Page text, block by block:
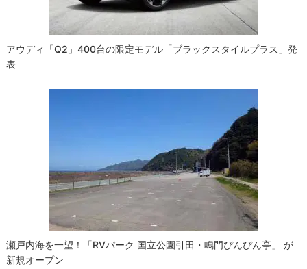
アウディ「Q2」400台の限定モデル「ブラックスタイルプラス」発
表
瀬戸内海を一望！「RVパーク 国立公園引田・鳴門ぴんぴん亭」 が
新規オープン